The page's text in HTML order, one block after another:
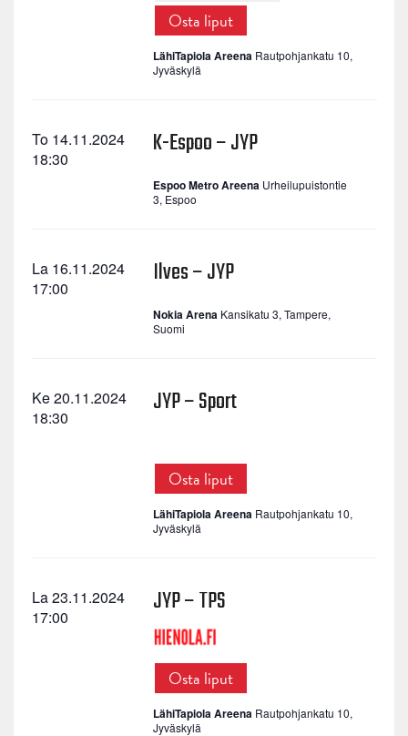
Osta liput
LähiTapiola Areena Rautpohjankatu 10,
Jyväskylä
To 14.11.2024
18:30
K-Espoo – JYP
Espoo Metro Areena Urheilupuistontie
3, Espoo
La 16.11.2024
17:00
Ilves – JYP
Nokia Arena Kansikatu 3, Tampere,
Suomi
Ke 20.11.2024
18:30
JYP – Sport
Osta liput
LähiTapiola Areena Rautpohjankatu 10,
Jyväskylä
La 23.11.2024
17:00
JYP – TPS
Osta liput
LähiTapiola Areena Rautpohjankatu 10,
Jyväskylä